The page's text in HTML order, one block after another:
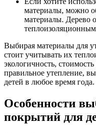
материалы, можно
материалы. Дерево
Выбирая материалы для
стоит учитывать их
экологичность,
правильное утепление,
детей в любое время года.
Особенности
покрытий для